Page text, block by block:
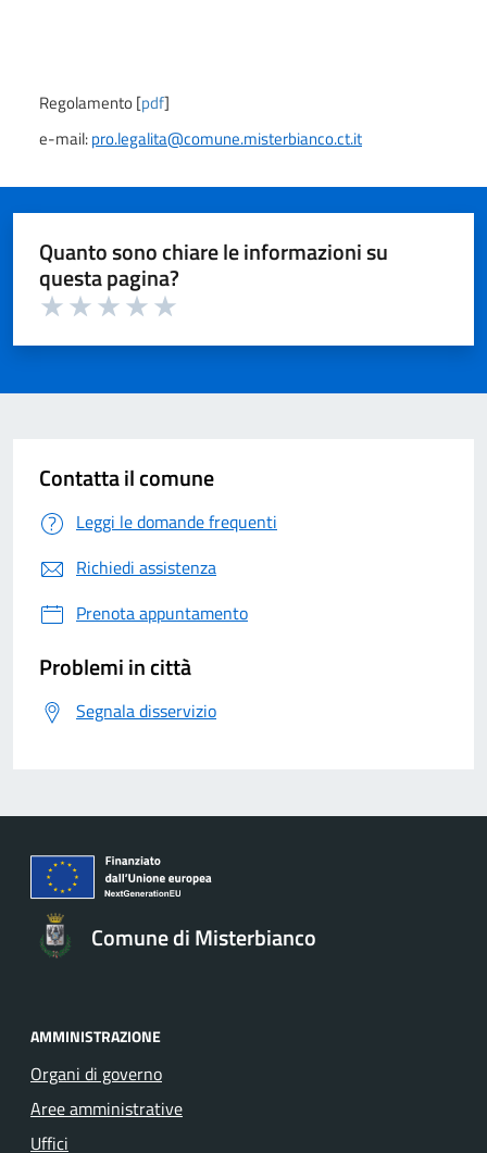
Regolamento [pdf]
e-mail:pro.legalita@comune.misterbianco.ct.it
Quanto sono chiare le informazioni su
questa pagina?
Contatta il comune
Leggi le domande frequenti
Richiedi assistenza
Prenota appuntamento
Problemi in città
Segnala disservizio
Comune di Misterbianco
AMMINISTRAZIONE
Organi di governo
Aree amministrative
Uffici